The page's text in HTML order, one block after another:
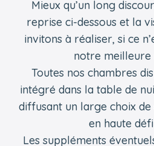
Mieux qu’un long
reprise ci-dessous et la
invitons à réaliser, si ce
notre meilleure
Toutes nos chambres
intégré dans la table de
diffusant un large choix de
en haute
Les suppléments